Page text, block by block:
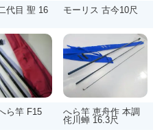
代目 聖 16
モーリス 古今10尺
ら竿 F15
へら竿 恵舟作 本調
侘川蝉 16.3尺